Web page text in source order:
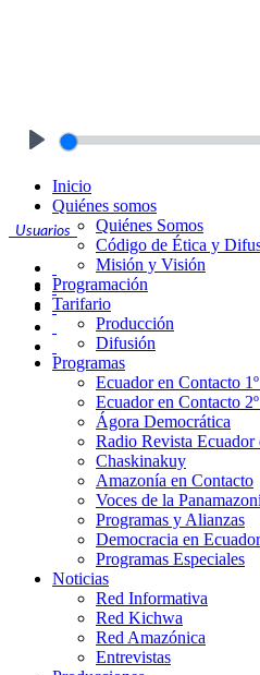
Usuarios
Inicio
Quiénes somos
Quiénes Somos
Código de Ética y
Misión y Visión
Programación
Tarifario
Producción
Difusión
Programas
Ecuador en Contacto
Ecuador en Contacto
Ágora Democrática
Radio Revista Ecuador
Chaskinakuy
Amazonía en Contacto
Voces de la
Programas y Alianzas
Democracia en Ecuador
Programas Especiales
Noticias
Red Informativa
Red Kichwa
Red Amazónica
Entrevistas